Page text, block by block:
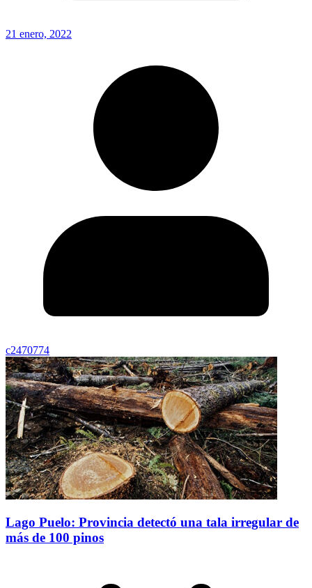
21 enero, 2022
c2470774
Lago Puelo: Provincia detectó una tala irregular de
más de 100 pinos